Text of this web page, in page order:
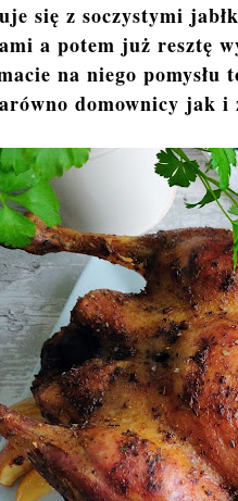
się z soczystymi
a potem już resztę
na niego pomysłu
domownicy jak i